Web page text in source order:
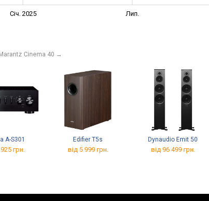
Січ. 2025 Лип.
Cinema 40 →
A-S301
грн.
Edifier T5s
від 5 999 грн.
Dynaudio Emit 50
від 96 499 грн.